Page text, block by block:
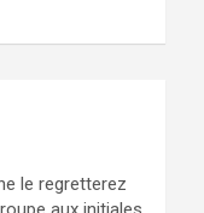
le regretterez